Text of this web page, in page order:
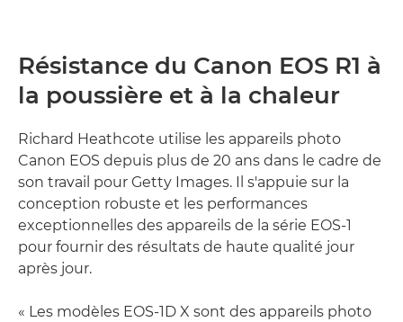
Résistance du Canon EOS R1 à
la poussière et à la chaleur
Richard Heathcote utilise les appareils photo
Canon EOS depuis plus de 20 ans dans le cadre de
son travail pour Getty Images. Il s'appuie sur la
conception robuste et les performances
exceptionnelles des appareils de la série EOS-1
pour fournir des résultats de haute qualité jour
après jour.
« Les modèles EOS-1D X sont des appareils photo